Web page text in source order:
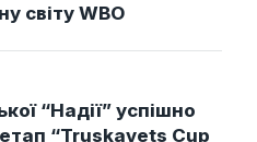
світу WBO
“Надії” успішно
“Truskavets Cup